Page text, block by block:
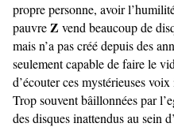
propre personne, avoir
pauvreZ vend beaucoup de
mais n’a pas créé depuis des
seulement capable de faire le
d’écouter ces mystérieuses
Trop souvent bâillonnées par
des disques inattendus au sein